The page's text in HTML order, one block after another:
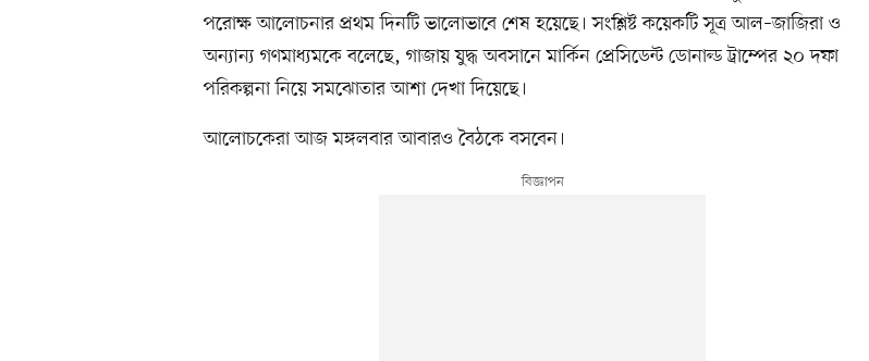
পরোক্ষ আলোচনার প্রথম দিনটি ভালোভাবে শেষ হয়েছে। সংশ্লিষ্ট কয়েকটি সূত্র আল–জাজিরা ও
অন্যান্য গণমাধ্যমকে বলেছে, গাজায় যুদ্ধ অবসানে মার্কিন প্রেসিডেন্ট ডোনাল্ড ট্রাম্পের ২০ দফা
পরিকল্পনা নিয়ে সমঝোতার আশা দেখা দিয়েছে।
আলোচকেরা আজ মঙ্গলবার আবারও বৈঠকে বসবেন।